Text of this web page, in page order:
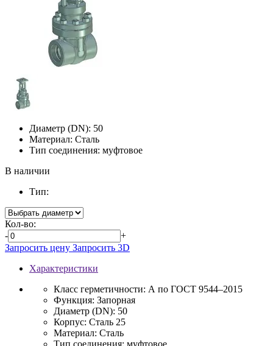
Диаметр (DN): 50
Материал: Сталь
Тип соединения: муфтовое
В наличии
Тип:
Кол-во:
-
+
Запросить цену Запросить 3D
Характеристики
Класс герметичности: А по ГОСТ 9544–2015
Функция: Запорная
Диаметр (DN): 50
Корпус: Сталь 25
Материал: Сталь
Тип соединения: муфтовое